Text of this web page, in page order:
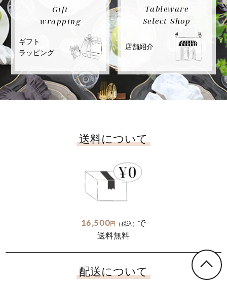
Gift
wrapping
ギフト
ラッピング
Tableware
Select Shop
店舗紹介
送料について
16,500円 （税込） で
送料無料
配送について